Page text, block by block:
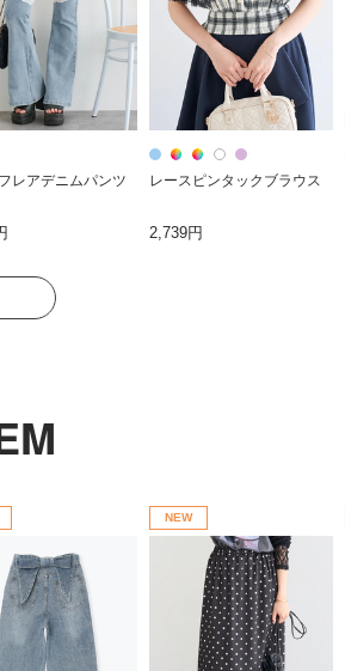
レアデニムパンツ レースピンタックブラウス
2,739円
NEW